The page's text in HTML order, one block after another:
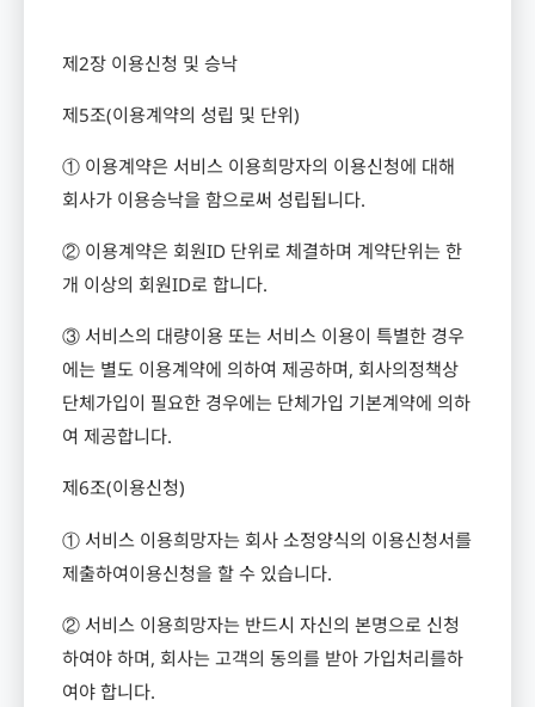
제2장 이용신청 및 승낙
제5조(이용계약의 성립 및 단위)
① 이용계약은 서비스 이용희망자의 이용신청에 대해
회사가 이용승낙을 함으로써 성립됩니다.
② 이용계약은 회원ID 단위로 체결하며 계약단위는 한
개 이상의 회원ID로 합니다.
③ 서비스의 대량이용 또는 서비스 이용이 특별한 경우
에는 별도 이용계약에 의하여 제공하며, 회사의정책상
단체가입이 필요한 경우에는 단체가입 기본계약에 의하
여 제공합니다.
제6조(이용신청)
① 서비스 이용희망자는 회사 소정양식의 이용신청서를
제출하여이용신청을 할 수 있습니다.
② 서비스 이용희망자는 반드시 자신의 본명으로 신청
하여야 하며, 회사는 고객의 동의를 받아 가입처리를하
여야 합니다.